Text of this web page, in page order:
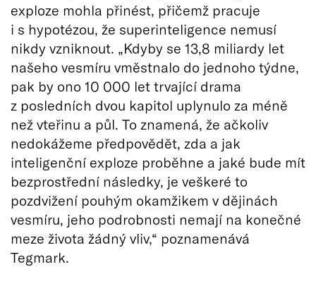
exploze mohla přinést, přičemž pracuje
i s hypotézou, že superinteligence nemusí
nikdy vzniknout. „Kdyby se 13,8 miliardy let
našeho vesmíru vměstnalo do jednoho týdne,
pak by ono 10 000 let trvající drama
z posledních dvou kapitol uplynulo za méně
než vteřinu a půl. To znamená, že ačkoliv
nedokážeme předpovědět, zda a jak
inteligenční exploze proběhne a jaké bude mít
bezprostřední následky, je veškeré to
pozdvižení pouhým okamžikem v dějinách
vesmíru, jeho podrobnosti nemají na konečné
meze života žádný vliv,“ poznamenává
Tegmark.